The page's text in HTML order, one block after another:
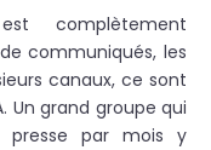
complètement
communiqués, les
canaux, ce sont
Un grand groupe qui
presse par mois y